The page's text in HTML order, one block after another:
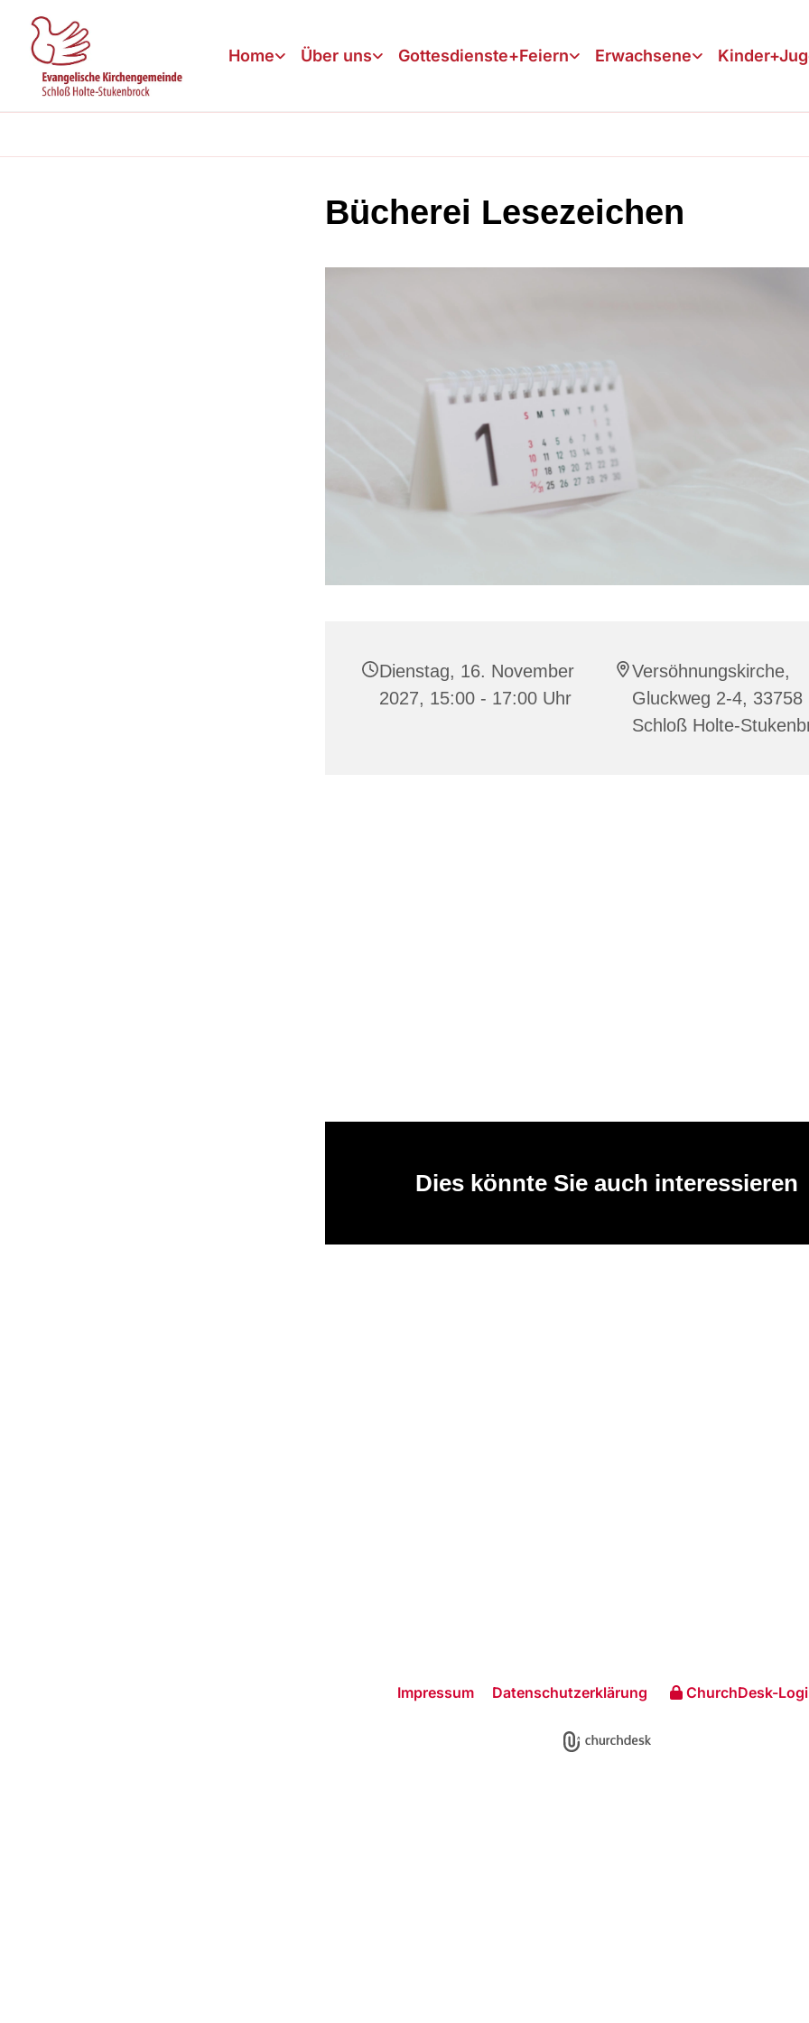
Home Über uns Gottesdienste+Feiern Erwachsene
Bücherei Lesezeichen
Dienstag, 16. November
2027, 15:00 - 17:00 Uhr
Versöhnungskirche,
Gluckweg 2-4, 33758
Schloß Holte-
Dies könnte Sie auch interessieren
Impressum Datenschutzerklärung ChurchDesk-